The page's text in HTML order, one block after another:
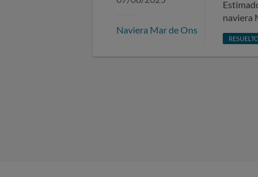
Naviera Mar de Ons
Estimados/as señores/as: Me
naviera